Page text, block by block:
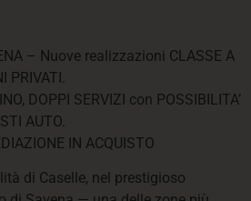
– Nuove realizzazioni CLASSE A
PRIVATI.
DOPPI SERVIZI con POSSIBILITA’
AUTO.
IN ACQUISTO
di Caselle, nel prestigioso